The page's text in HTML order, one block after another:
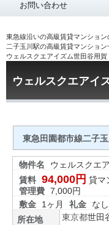
お問い合わせ
東急線沿いの高級賃貸マンション
二子玉川駅の高級賃貸マンション
ウェルスクエアイズム世田谷用賀
ウェルスクエアイ
東急田園都市線二子
物件名
ウェルスクエ
賃料 94,000円 貸マ
管理費 7,000円
敷金
1ヶ月 礼金
なし
所在地
東京都世田